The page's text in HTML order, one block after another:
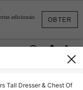
OBTER
adicionais
Tall Dresser & Chest Of